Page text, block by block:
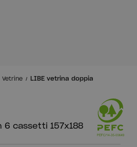
Vetrine
LIBE vetrina doppia
cassetti 157x188